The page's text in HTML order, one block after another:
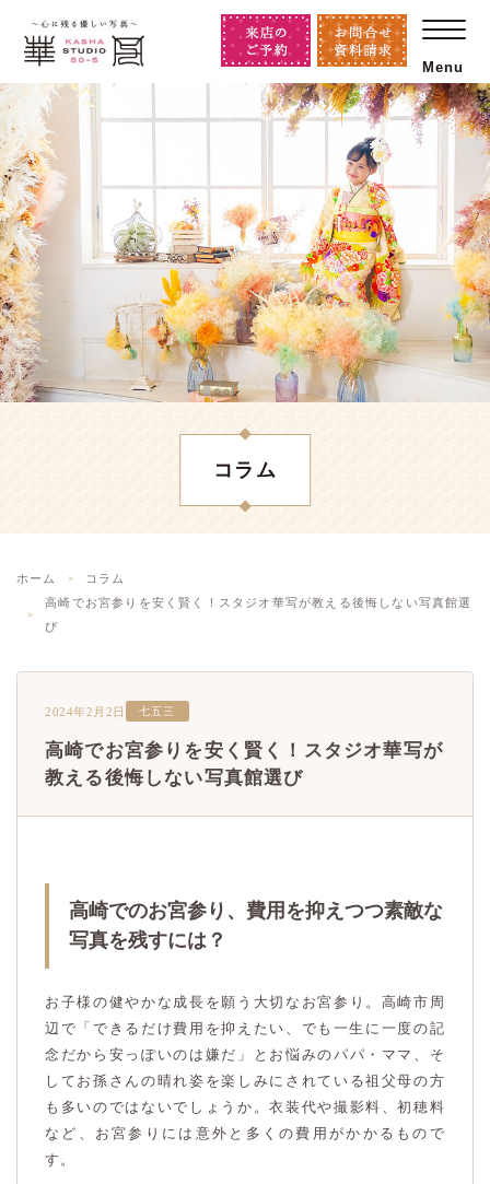
Menu
コラム
ホーム
コラム
高崎でお宮参りを安く賢く！スタジオ華写が教える後悔しない写真館選
び
2024年2月2日 七五三
高崎でお宮参りを安く賢く！スタジオ華写が
教える後悔しない写真館選び
高崎でのお宮参り、費用を抑えつつ素敵な
写真を残すには？
お子様の健やかな成長を願う大切なお宮参り。高崎市周
辺で「できるだけ費用を抑えたい、でも一生に一度の記
念だから安っぽいのは嫌だ」とお悩みのパパ・ママ、そ
してお孫さんの晴れ姿を楽しみにされている祖父母の方
も多いのではないでしょうか。衣装代や撮影料、初穂料
など、お宮参りには意外と多くの費用がかかるもので
す。